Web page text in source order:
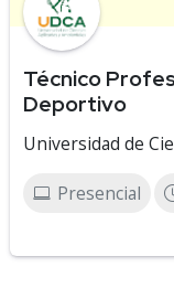
Técnico
Deportivo
Universidad de
Presencial